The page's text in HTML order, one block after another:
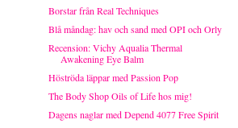
Borstar från Real Techniques
Blå måndag: hav och sand med OPI och Orly
Recension: Vichy Aqualia Thermal
Awakening Eye Balm
Höströda läppar med Passion Pop
The Body Shop Oils of Life hos mig!
Dagens naglar med Depend 4077 Free Spirit